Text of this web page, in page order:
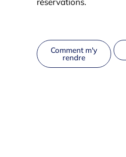
Comment m'y
rendre